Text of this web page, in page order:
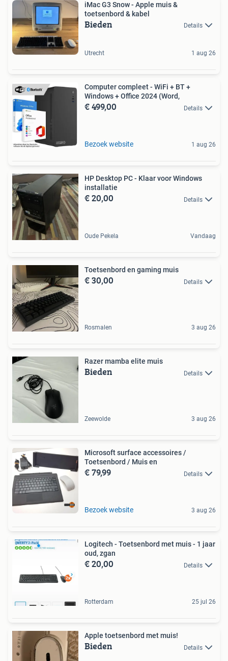
iMac G3 Snow - Apple muis &
toetsenbord & kabel
Bieden Details
Utrecht 1 aug 26
Computer compleet - WiFi + BT +
Windows + Office 2024 (Word,
€ 499,00 Details
Bezoek website 1 aug 26
HP Desktop PC - Klaar voor Windows
installatie
€ 20,00 Details
Oude Pekela Vandaag
Toetsenbord en gaming muis
€ 30,00 Details
Rosmalen 3 aug 26
Razer mamba elite muis
Bieden Details
Zeewolde 3 aug 26
Microsoft surface accessoires /
Toetsenbord / Muis en
€ 79,99 Details
Bezoek website 3 aug 26
Logitech - Toetsenbord met muis - 1 jaar
oud, zgan
€ 20,00 Details
Rotterdam 25 jul 26
Apple toetsenbord met muis!
Bieden Details